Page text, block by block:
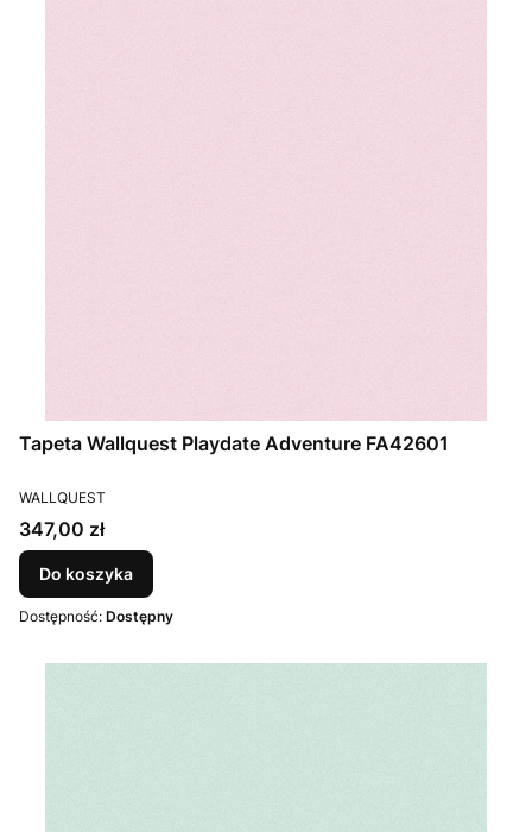
Tapeta Wallquest Playdate Adventure FA42601
PRODUCENT
WALLQUEST
Cena
347,00 zł
Do koszyka
Dostępność: Dostępny